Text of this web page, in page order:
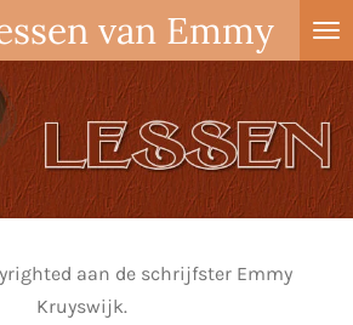
van Emmy
aan de schrijfster Emmy
Kruyswijk.